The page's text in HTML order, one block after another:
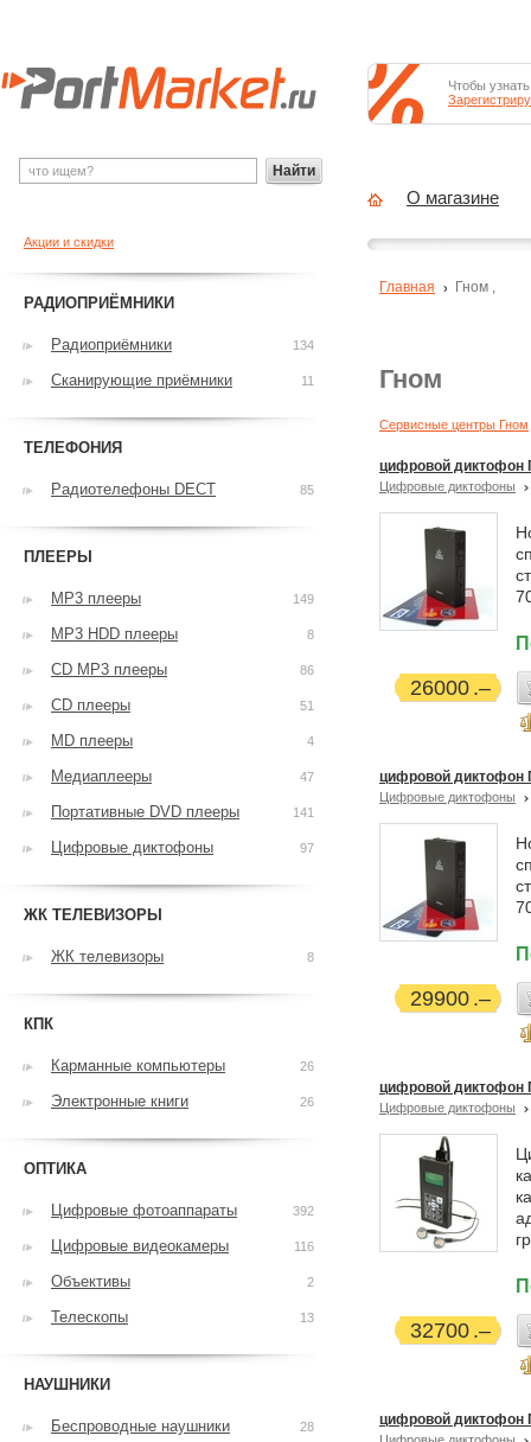
Гном
Сервисные центры Гном
цифровой диктофон
Цифровые диктофоны
26000
цифровой диктофон
Цифровые диктофоны
29900
цифровой диктофон
Цифровые диктофоны
32700
цифровой диктофон
Главная Гном ,
Акции и скидки
РАДИОПРИЁМНИКИ
Радиоприёмники 134
Сканирующие приёмники 11
ТЕЛЕФОНИЯ
Радиотелефоны DECT 85
ПЛЕЕРЫ
MP3 плееры 149
MP3 HDD плееры 8
CD MP3 плееры 86
CD плееры 51
MD плееры 4
Медиаплееры 47
Портативные DVD плееры 141
Цифровые диктофоны 97
ЖК ТЕЛЕВИЗОРЫ
ЖК телевизоры 8
КПК
Карманные компьютеры 26
Электронные книги 26
ОПТИКА
Цифровые фотоаппараты 392
Цифровые видеокамеры 116
Объективы 2
Телескопы 13
НАУШНИКИ
Беспроводные наушники 28
Найти
Чтобы
О магазине